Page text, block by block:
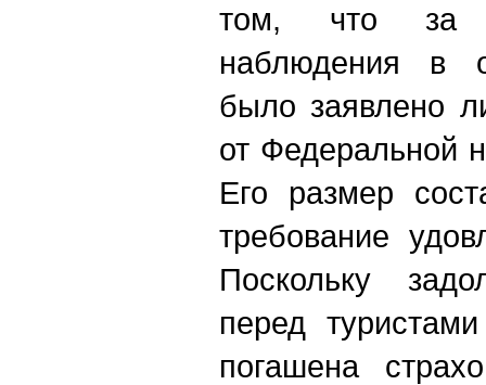
том, что за
наблюдения в
было заявлено
от Федеральной
Его размер
требование
Поскольку
перед
погашена